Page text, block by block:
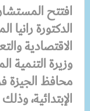
افتتح
الدكتورة
الاقتصادية
وزيرة التنمية
محافظ الجيزة
الإبتدائية،